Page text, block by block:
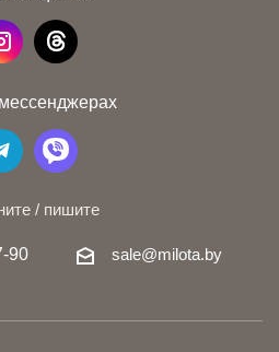
/ пишите
90 sale@milota.by